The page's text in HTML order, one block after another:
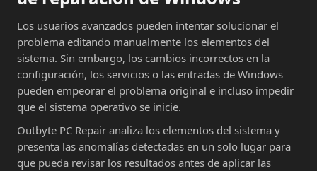
Los usuarios avanzados pueden intentar solucionar el
problema editando manualmente los elementos del
sistema. Sin embargo, los cambios incorrectos en la
configuración, los servicios o las entradas de Windows
pueden empeorar el problema original e incluso impedir
que el sistema operativo se inicie.
Outbyte PC Repair analiza los elementos del sistema y
presenta las anomalías detectadas en un solo lugar para
que pueda revisar los resultados antes de aplicar las